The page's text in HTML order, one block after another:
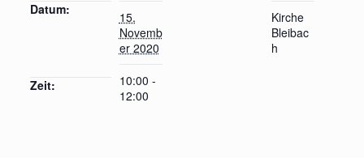
Datum:
15.
Novemb
er 2020
Zeit:
10:00 -
12:00
Kirche
Bleibac
h